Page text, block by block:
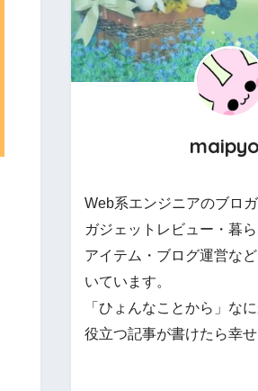
Web系エンジニアのブロガ
ガジェットレビュー・暮
アイテム・ブログ運営な
いています。
「ひょんなことから」な
役立つ記事が書けたら幸せ